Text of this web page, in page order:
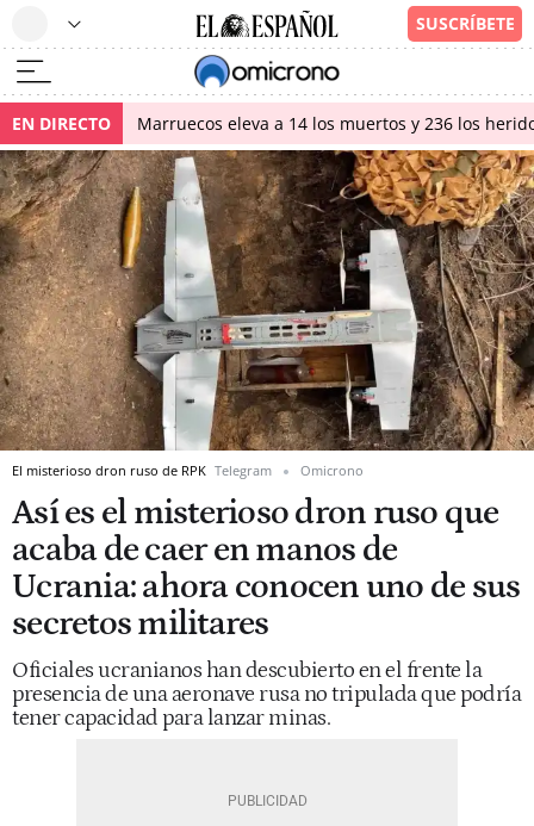
EN DIRECTO Marruecos eleva a 14 los muertos y 236 los
El misterioso dron ruso de RPK Telegram Omicrono
Así es el misterioso dron ruso que
acaba de caer en manos de
Ucrania: ahora conocen uno de sus
secretos militares
Oficiales ucranianos han descubierto en el frente la
presencia de una aeronave rusa no tripulada que podría
tener capacidad para lanzar minas.